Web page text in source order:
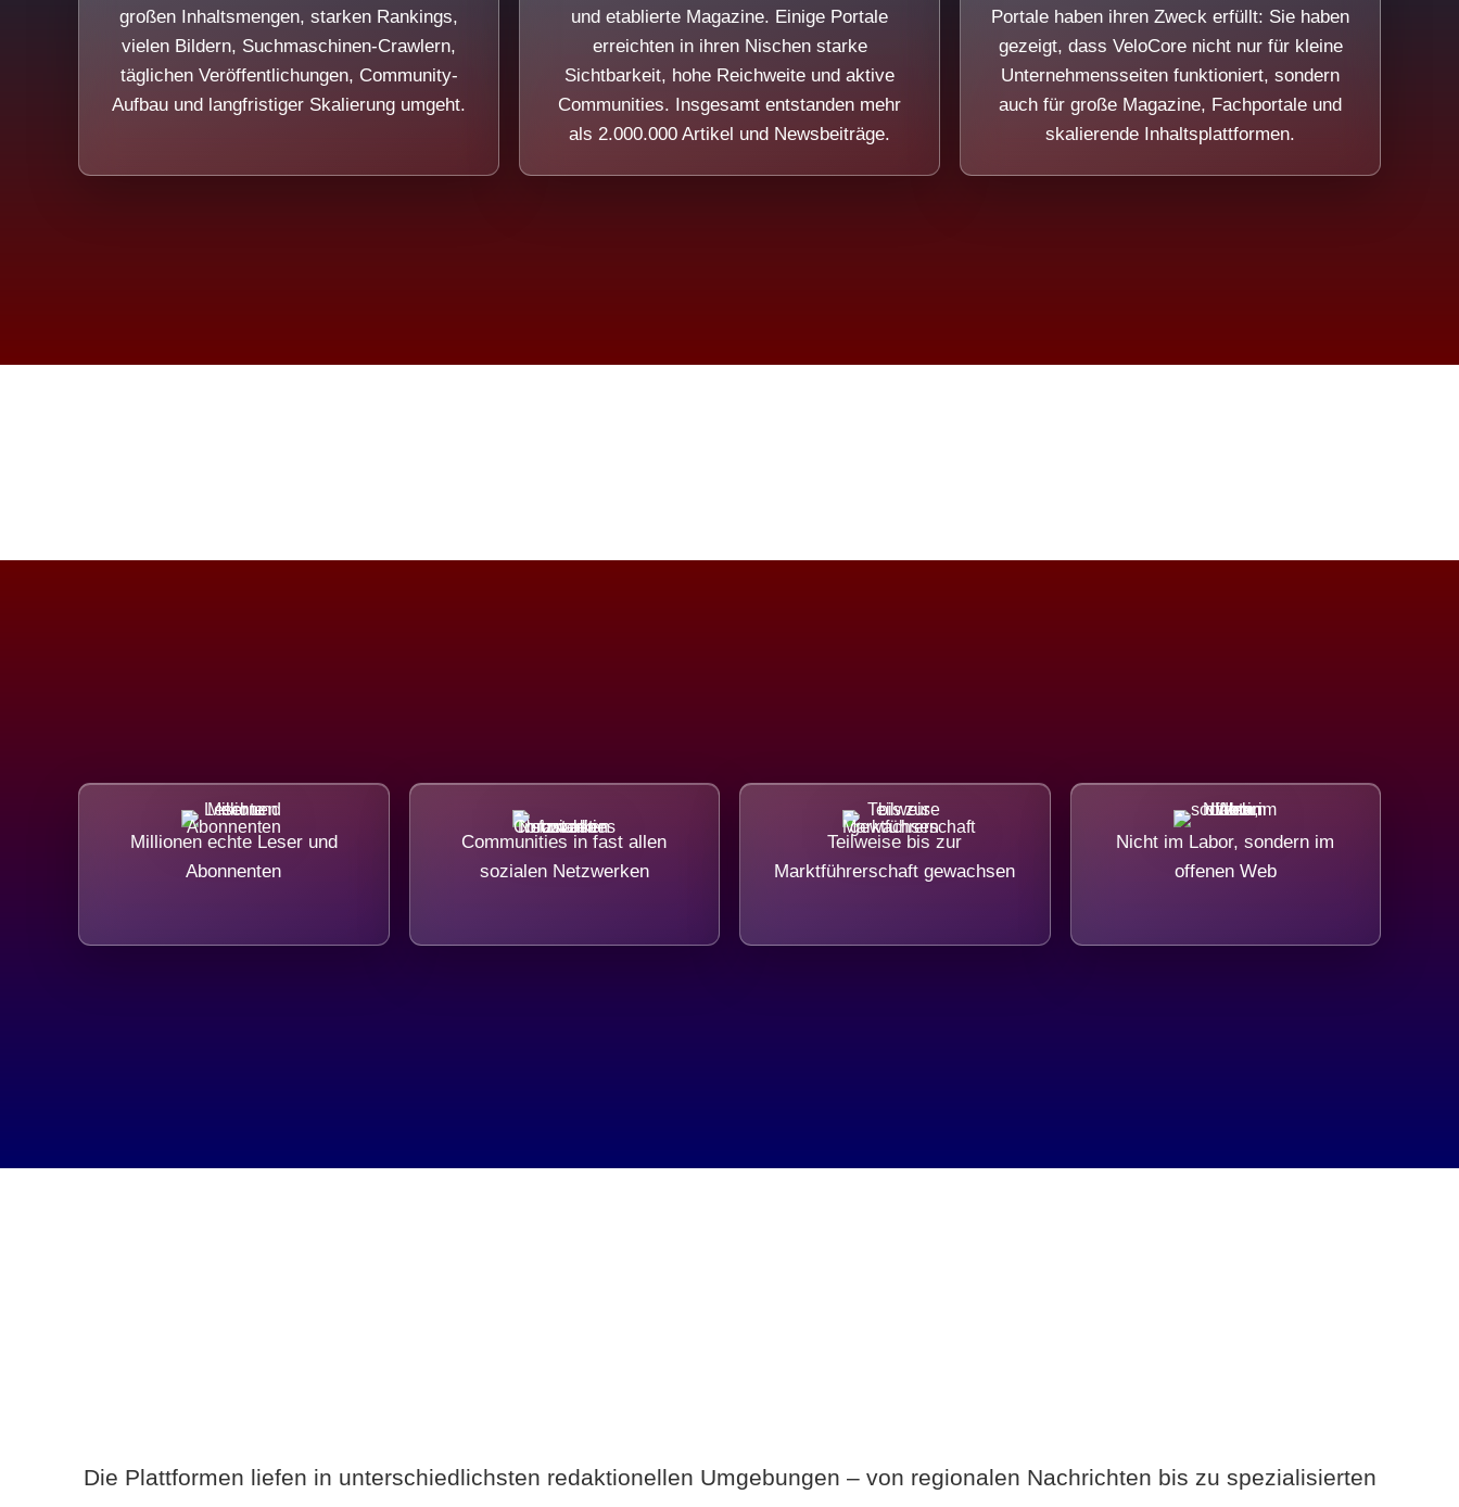
großen Inhaltsmengen, starken Rankings,
vielen Bildern, Suchmaschinen-Crawlern,
täglichen Veröffentlichungen, Community-
Aufbau und langfristiger Skalierung umgeht.
und etablierte Magazine. Einige Portale
erreichten in ihren Nischen starke
Sichtbarkeit, hohe Reichweite und aktive
Communities. Insgesamt entstanden mehr
als 2.000.000 Artikel und Newsbeiträge.
Portale haben ihren Zweck erfüllt: Sie haben
gezeigt, dass VeloCore nicht nur für kleine
Unternehmensseiten funktioniert, sondern
auch für große Magazine, Fachportale und
skalierende Inhaltsplattformen.
Millionen echte Leser und
Abonnenten
Communities in fast allen
sozialen Netzwerken
Teilweise bis zur
Marktführerschaft gewachsen
Nicht im Labor, sondern im
offenen Web
Die Plattformen liefen in unterschiedlichsten redaktionellen Umgebungen – von regionalen Nachrichten bis zu spezialisierten